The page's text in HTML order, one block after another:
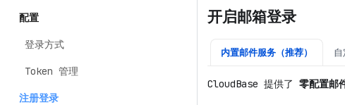
配置
登录方式
Token 管理
注册登录
开启邮箱登录
内置邮件服务（推荐）
CloudBase 提供了 零配置邮